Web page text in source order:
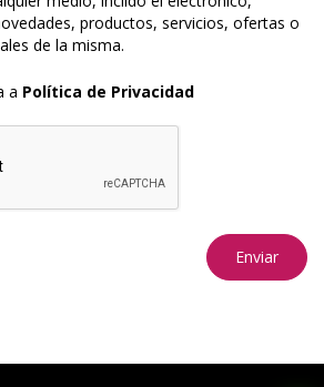
productos, servicios, ofertas o
de la misma.
a Política de Privacidad
Enviar